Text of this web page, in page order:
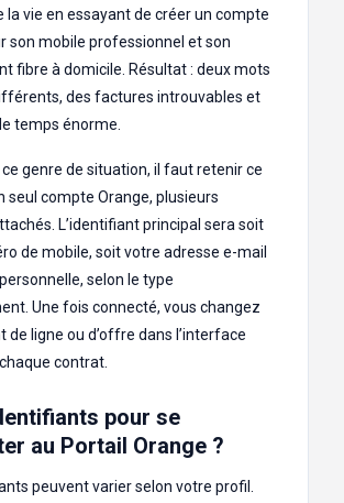
la vie en essayant de créer un compte
son mobile professionnel et son
fibre à domicile. Résultat : deux mots
des factures introuvables et
temps énorme.
genre de situation, il faut retenir ce
seul compte Orange, plusieurs
L’identifiant principal sera soit
de mobile, soit votre adresse e-mail
selon le type
Une fois connecté, vous changez
de ligne ou d’offre dans l’interface
contrat.
pour se
au Portail Orange ?
peuvent varier selon votre profil.